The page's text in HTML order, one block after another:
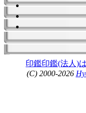
印鑑印鑑(法人)
(C) 2000-2026